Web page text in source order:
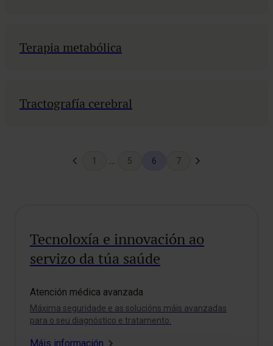
Terapia metabólica
Tractografía cerebral
1 … 5 6 7
seguinte
Tecnoloxía e innovación ao
servizo da túa saúde
Atención médica avanzada
Máxima seguridade e as solucións máis avanzadas
para o seu diagnóstico e tratamento.
Máis información